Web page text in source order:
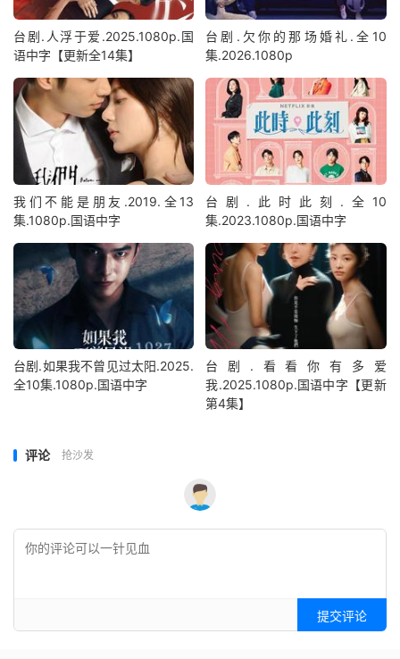
台剧.人浮于爱.2025.1080p.国
语中字【更新全14集】
台剧.欠你的那场婚礼.全10
集.2026.1080p
我们不能是朋友.2019.全13
集.1080p.国语中字
台剧.此时此刻.全10
集.2023.1080p.国语中字
台剧.如果我不曾见过太阳.2025.
全10集.1080p.国语中字
台剧.看看你有多爱
我.2025.1080p.国语中字【更新
第4集】
评论 抢沙发
提交评论